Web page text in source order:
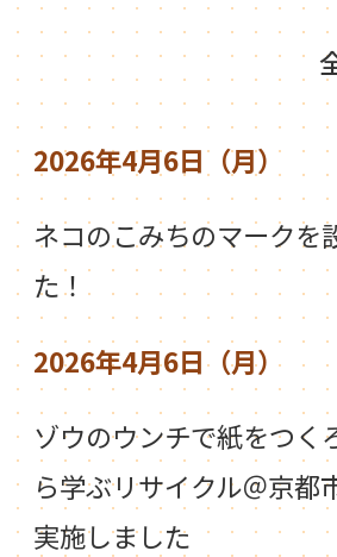
2026年4月6日（月）
ネコのこみちのマークを
た！
2026年4月6日（月）
ゾウのウンチで紙をつく
ら学ぶリサイクル＠京都
実施しました